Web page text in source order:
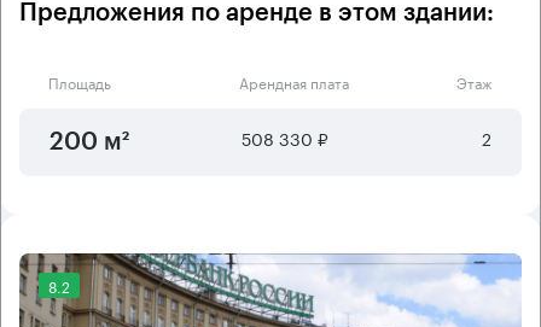
Предложения по аренде в этом здании:
Площадь Арендная плата Этаж
200 м² 508 330 ₽ 2
8.2